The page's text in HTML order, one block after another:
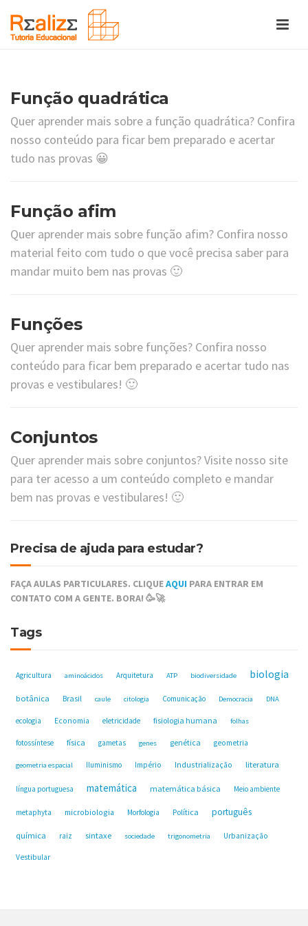
Função quadrática
Quer aprender mais sobre a função quadrática? Confira
nosso conteúdo para ficar bem preparado e acertar
tudo nas provas 😀
Função afim
Quer aprender mais sobre função afim? Confira nosso
material feito com tudo o que você precisa saber para
mandar muito bem nas provas 🙂
Funções
Quer aprender mais sobre funções? Confira nosso
conteúdo para ficar bem preparado e acertar tudo nas
provas e vestibulares! 🙂
Conjuntos
Quer aprender mais sobre conjuntos? Visite nosso site
para ter acesso a um conteúdo completo e mandar
bem nas provas e vestibulares! 🙂
Precisa de ajuda para estudar?
FAÇA AULAS PARTICULARES. CLIQUEAQUI PARA ENTRAR EM
CONTATO COM A GENTE. BORA! 🥳🚀
Tags
Agricultura aminoácidos Arquitetura ATP biodiversidade biologia
botânica Brasil caule citologia Comunicação Democracia DNA
ecologia Economia eletricidade fisiologia humana folhas
fotossíntese física gametas genes genética geometria
geometria espacial Iluminismo Império Industrialização literatura
língua portuguesa matemática matemática básica Meio ambiente
metaphyta microbiologia Morfologia Política português
química raiz sintaxe sociedade trigonometria Urbanização
Vestibular